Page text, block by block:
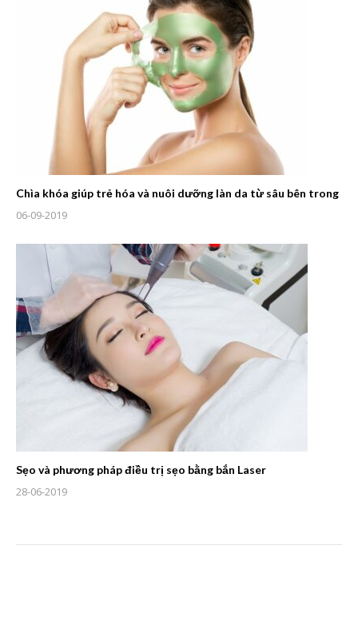
Chìa khóa giúp trẻ hóa và nuôi dưỡng làn da từ sâu bên trong
06-09-2019
Sẹo và phương pháp điều trị sẹo bằng bắn Laser
28-06-2019